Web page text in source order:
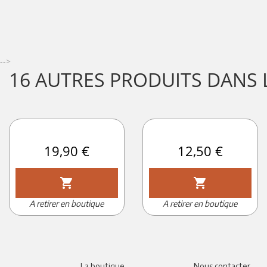
-->
16 AUTRES PRODUITS DANS
Prix
19,90 €
shopping_cart
A retirer en boutique
Prix
12,50 €
shopping_cart
A retirer en boutique